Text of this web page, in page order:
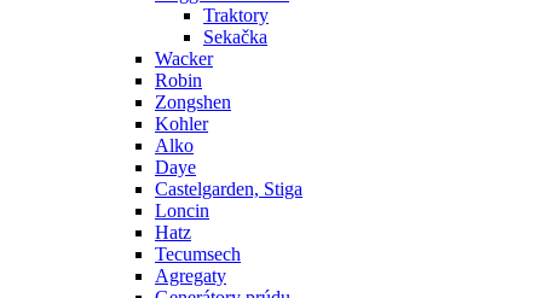
Traktory
Sekačka
Wacker
Robin
Zongshen
Kohler
Alko
Daye
Castelgarden, Stiga
Loncin
Hatz
Tecumsech
Agregaty